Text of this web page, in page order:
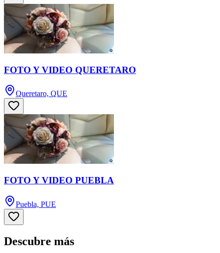
FOTO Y VIDEO QUERETARO
Queretaro, QUE
FOTO Y VIDEO PUEBLA
Puebla, PUE
Descubre más